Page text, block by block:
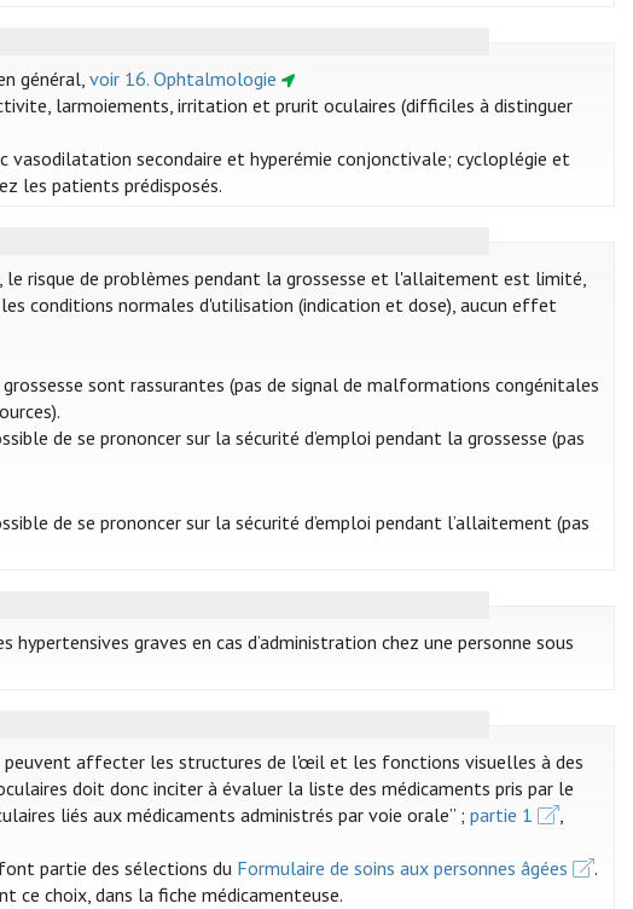
général,voir 16. Ophtalmologie
larmoiements, irritation et prurit oculaires (difficiles à distinguer
vasodilatation secondaire et hyperémie conjonctivale; cycloplégie et
les patients prédisposés.
risque de problèmes pendant la grossesse et l'allaitement est limité,
conditions normales d'utilisation (indication et dose), aucun effet
sont rassurantes (pas de signal de malformations congénitales
de se prononcer sur la sécurité d’emploi pendant la grossesse (pas
de se prononcer sur la sécurité d’emploi pendant l’allaitement (pas
graves en cas d’administration chez une personne sous
peuvent affecter les structures de l'œil et les fonctions visuelles à des
doit donc inciter à évaluer la liste des médicaments pris par le
liés aux médicaments administrés par voie orale” ;partie 1
,
partie des sélections du Formulaire de soins aux personnes âgées
.
ce choix, dans la fiche médicamenteuse.